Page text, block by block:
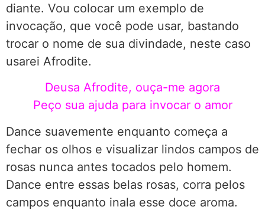
diante. Vou colocar um exemplo de
invocação, que você pode usar, bastando
trocar o nome de sua divindade, neste caso
usarei Afrodite.
Deusa Afrodite, ouça-me agora
Peço sua ajuda para invocar o amor
Dance suavemente enquanto começa a
fechar os olhos e visualizar lindos campos de
rosas nunca antes tocados pelo homem.
Dance entre essas belas rosas, corra pelos
campos enquanto inala esse doce aroma.